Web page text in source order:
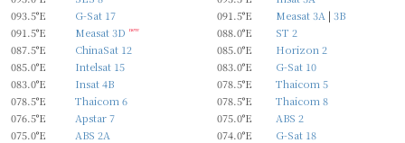
093.5°E
G-Sat 17 091.5°E Measat 3A | 3B
091.5°E
Measat 3D new 088.0°E
ST 2
087.5°E
ChinaSat 12 085.0°E
Horizon 2
085.0°E
Intelsat 15 083.0°E
G-Sat 10
083.0°E
Insat 4B 078.5°E
Thaicom 5
078.5°E
Thaicom 6 078.5°E
Thaicom 8
076.5°E
Apstar 7 075.0°E
ABS 2
075.0°E
ABS 2A 074.0°E
G-Sat 18